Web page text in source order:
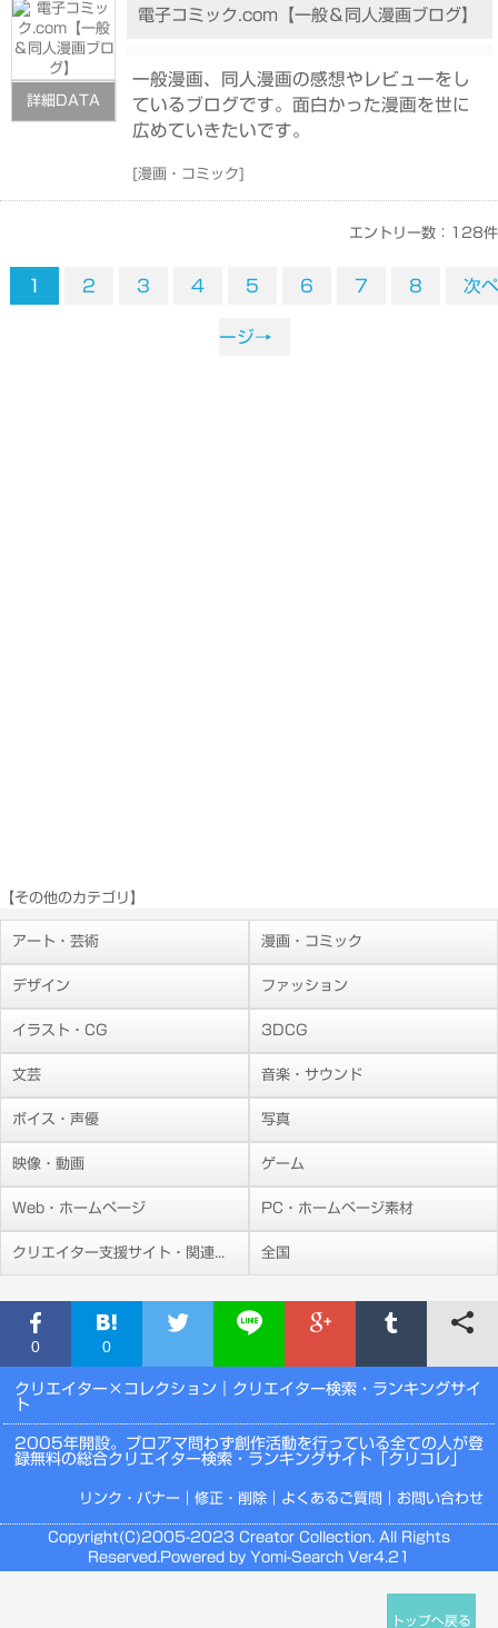
詳細DATA
電子コミック.com【一般＆同人漫画ブログ】
一般漫画、同人漫画の感想やレビューをし
ているブログです。面白かった漫画を世に
広めていきたいです。
[漫画・コミック]
エントリー数：128件
1 2 3 4 5 6 7 8 次ペ
ージ→
【その他のカテゴリ】
アート・芸術 漫画・コミック
デザイン ファッション
イラスト・CG 3DCG
文芸 音楽・サウンド
ボイス・声優 写真
映像・動画 ゲーム
Web・ホームページ PC・ホームページ素材
クリエイター支援サイト・関連施設 全国
0 0
クリエイター×コレクション ｜クリエイター検索・ランキングサイ
ト
2005年開設。プロアマ問わず創作活動を行っている全ての人が登
録無料の総合クリエイター検索・ランキングサイト「クリコレ」
リンク・バナー 修正・削除 よくあるご質問 お問い合わせ
Copyright(C)2005-2023 Creator Collection. All Rights
Reserved.Powered by Yomi-Search Ver4.21
トップへ戻る